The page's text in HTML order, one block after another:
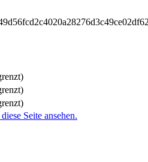
Seite ansehen.